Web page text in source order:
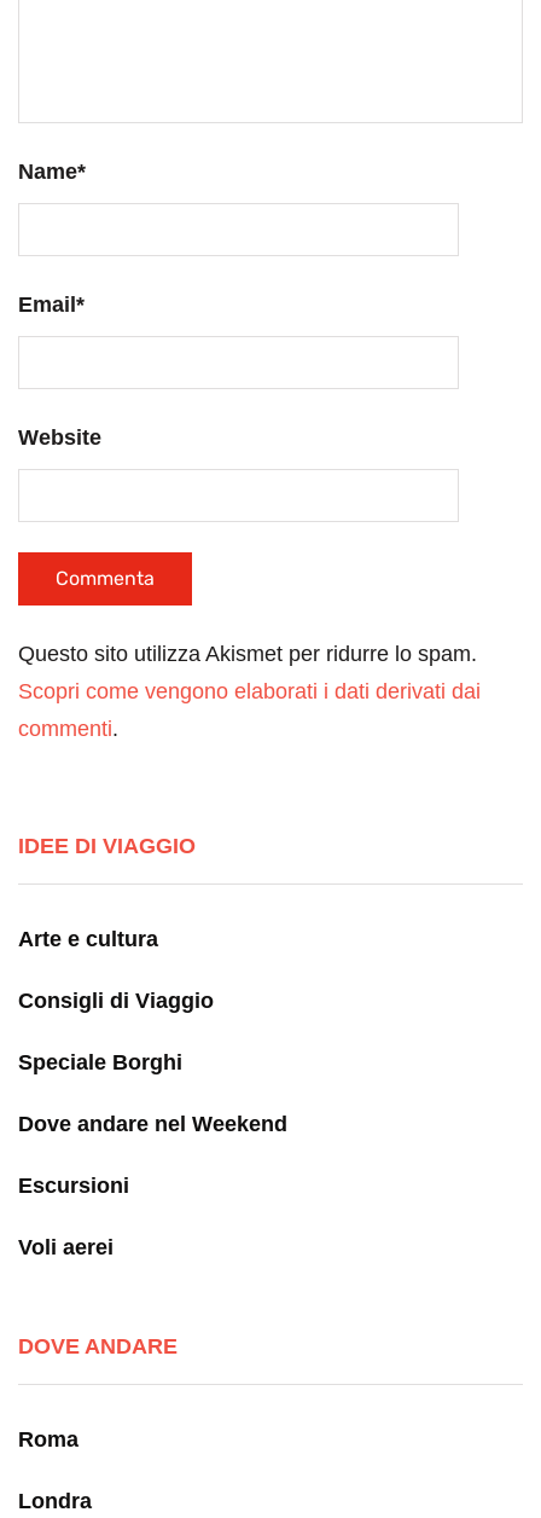
Name*
Email *
Website
Questo sito utilizza Akismet per ridurre lo spam.
Scopri come vengono elaborati i dati derivati dai
commenti.
IDEE DI VIAGGIO
Arte e cultura
Consigli di Viaggio
Speciale Borghi
Dove andare nel Weekend
Escursioni
Voli aerei
DOVE ANDARE
Roma
Londra